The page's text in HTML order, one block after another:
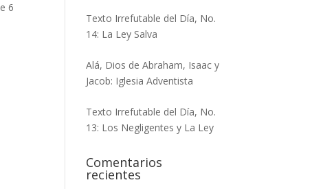
6
Texto Irrefutable del Día, No.
14: La Ley Salva
Alá, Dios de Abraham, Isaac y
Jacob: Iglesia Adventista
Texto Irrefutable del Día, No.
13: Los Negligentes y La Ley
Comentarios
recientes